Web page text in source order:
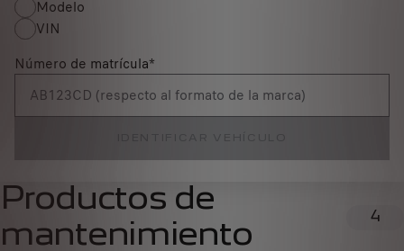
Modelo
VIN
Número de matrícula*
Productos de
mantenimiento
4